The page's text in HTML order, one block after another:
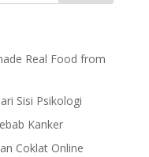
Real Food from
Sisi Psikologi
Kanker
Coklat Online